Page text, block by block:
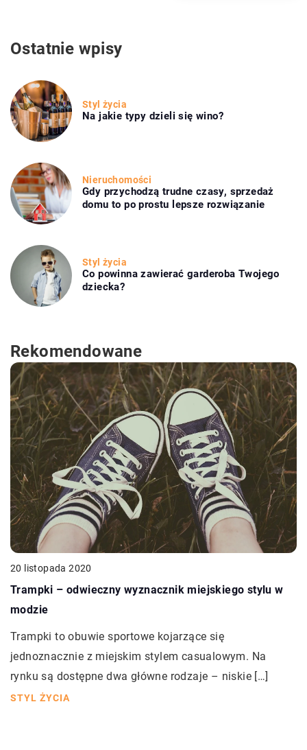
Ostatnie wpisy
Styl życia
Na jakie typy dzieli się wino?
Nieruchomości
Gdy przychodzą trudne czasy, sprzedaż
domu to po prostu lepsze rozwiązanie
Styl życia
Co powinna zawierać garderoba Twojego
dziecka?
Rekomendowane
20 listopada 2020
Trampki – odwieczny wyznacznik miejskiego stylu w
modzie
Trampki to obuwie sportowe kojarzące się
jednoznacznie z miejskim stylem casualowym. Na
rynku są dostępne dwa główne rodzaje – niskie […]
STYL ŻYCIA